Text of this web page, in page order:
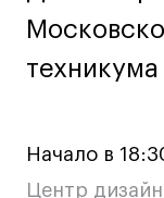
Получить
Дни открытых
Дни открытых
техникума
техникума
Начало в
Центр